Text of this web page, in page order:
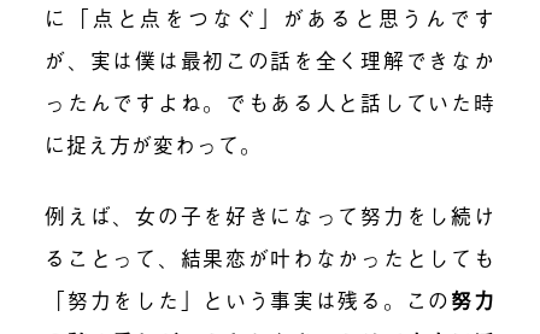
に「点と点をつなぐ」があると思うんです
が、実は僕は最初この話を全く理解できなか
ったんですよね。でもある人と話していた時
に捉え方が変わって。
例えば、女の子を好きになって努力をし続け
ることって、結果恋が叶わなかったとしても
「努力をした」という事実は残る。この努力